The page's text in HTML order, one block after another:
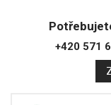
+420 571